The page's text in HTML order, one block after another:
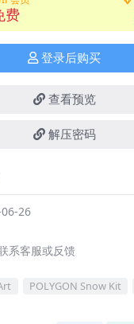
费
登录后购买
查看预览
解压密码
26
系客服或反馈
POLYGON Snow Kit